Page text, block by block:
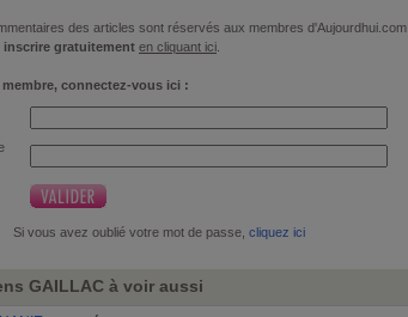
des articles sont réservés aux membres d'Aujourdhui.com.
inscrire gratuitement en cliquant ici
connectez-vous ici :
Si vous avez oublié votre mot de passe, cliquez ici
GAILLAC à voir aussi